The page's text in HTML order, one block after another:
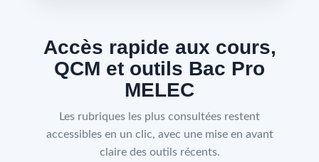
Accès rapide aux cours,
QCM et outils Bac Pro
MELEC
Les rubriques les plus consultées restent
accessibles en un clic, avec une mise en avant
claire des outils récents.